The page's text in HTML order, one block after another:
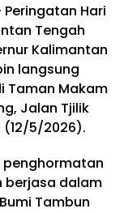
Peringatan Hari
Tengah
Kalimantan
langsung
Taman Makam
Jalan Tjilik
(12/5/2026).
berjasa dalam
Tambun